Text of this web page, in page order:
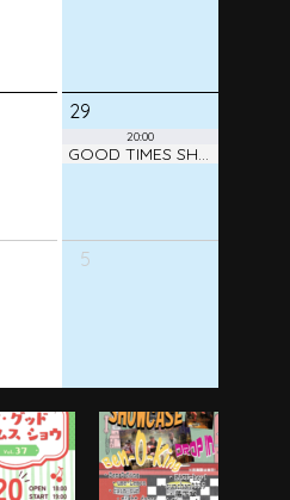
29
20:00
5